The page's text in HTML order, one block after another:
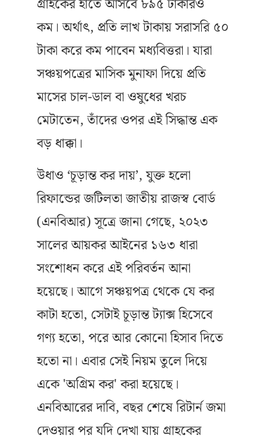
গ্রাহকের হাতে আসবে ৮৯৫ টাকারও
কম। অর্থাৎ, প্রতি লাখ টাকায় সরাসরি ৫০
টাকা করে কম পাবেন মধ্যবিত্তরা। যারা
সঞ্চয়পত্রের মাসিক মুনাফা দিয়ে প্রতি
মাসের চাল-ডাল বা ওষুধের খরচ
মেটাতেন, তাঁদের ওপর এই সিদ্ধান্ত এক
বড় ধাক্কা।
উধাও ‘চূড়ান্ত কর দায়’, যুক্ত হলো
রিফান্ডের জটিলতা জাতীয় রাজস্ব বোর্ড
(এনবিআর) সূত্রে জানা গেছে, ২০২৩
সালের আয়কর আইনের ১৬৩ ধারা
সংশোধন করে এই পরিবর্তন আনা
হয়েছে। আগে সঞ্চয়পত্র থেকে যে কর
কাটা হতো, সেটাই চূড়ান্ত ট্যাক্স হিসেবে
গণ্য হতো, পরে আর কোনো হিসাব দিতে
হতো না। এবার সেই নিয়ম তুলে দিয়ে
একে 'অগ্রিম কর' করা হয়েছে।
এনবিআরের দাবি, বছর শেষে রিটার্ন জমা
দেওয়ার পর যদি দেখা যায় গ্রাহকের